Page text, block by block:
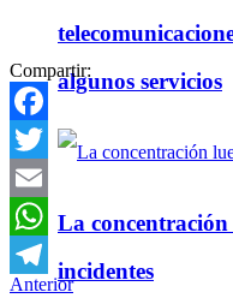
algunos servicios
La
incidentes
Compartir:
Facebook
Twitter
Email
WhatsApp
Telegram
Anterior